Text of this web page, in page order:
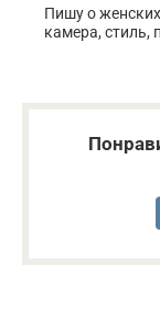
Пишу о
камера, стиль,